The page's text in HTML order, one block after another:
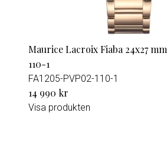
Maurice Lacroix Fiaba 24x27
110-1
FA1205-PVP02-110-1
14 990 kr
Visa produkten